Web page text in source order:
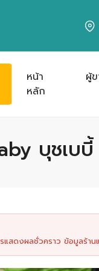
หน้า
หลัก
ผู้
บุชเบบี้
แสดงผลชั่วคราว ข้อมูลร้